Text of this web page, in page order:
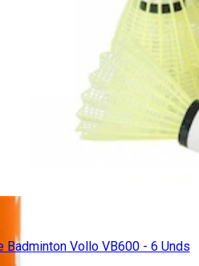
Badminton Vollo VB600 - 6 Unds